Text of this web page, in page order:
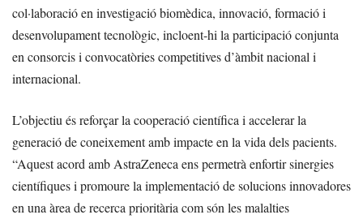
col·laboració en investigació biomèdica, innovació, formació i
desenvolupament tecnològic, incloent-hi la participació conjunta
en consorcis i convocatòries competitives d’àmbit nacional i
internacional.
L’objectiu és reforçar la cooperació científica i accelerar la
generació de coneixement amb impacte en la vida dels pacients.
“Aquest acord amb AstraZeneca ens permetrà enfortir sinergies
científiques i promoure la implementació de solucions innovadores
en una àrea de recerca prioritària com són les malalties